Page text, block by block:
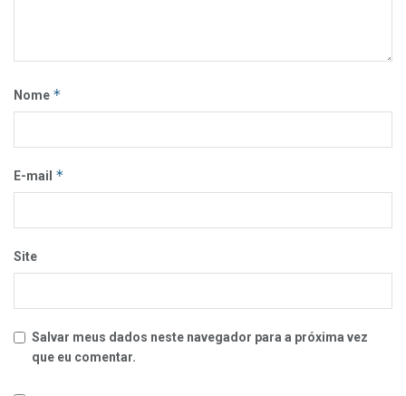
Nome *
E-mail *
Site
Salvar meus dados neste navegador para a próxima vez
que eu comentar.